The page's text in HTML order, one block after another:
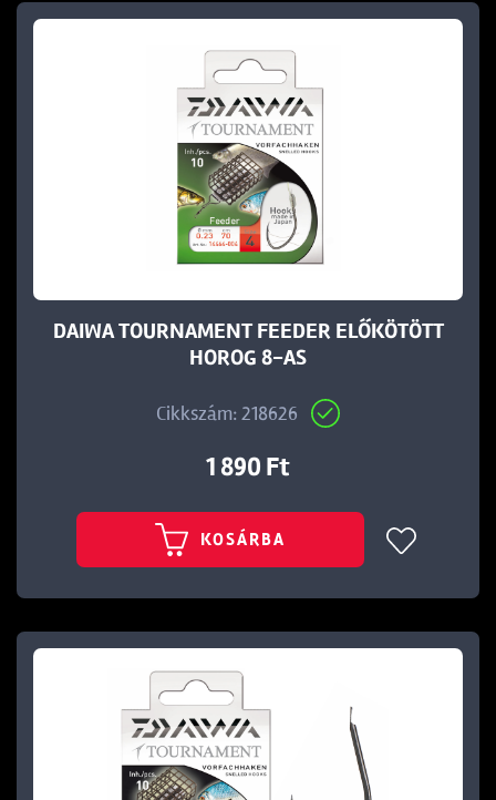
DAIWA TOURNAMENT FEEDER ELŐKÖTÖTT
HOROG 8-AS
Cikkszám: 218626
1 890 Ft
KOSÁRBA